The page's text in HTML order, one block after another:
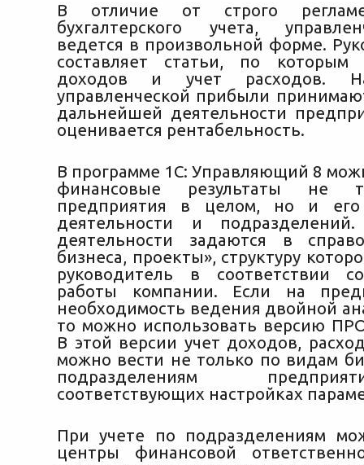
В отличие от строго
бухгалтерского учета,
ведется в произвольной форме.
составляет статьи, по которым
доходов и учет расходов.
управленческой прибыли
дальнейшей деятельности
оценивается рентабельность.
В программе 1С: Управляющий 8
финансовые результаты не
предприятия в целом, но и его
деятельности и подразделений.
деятельности задаются в
бизнеса, проекты», структуру
руководитель в соответствии
работы компании. Если на
необходимость ведения двойной
то можно использовать версию
В этой версии учет доходов,
можно вести не только по видам
подразделениям
соответствующих настройках
При учете по подразделениям
центры финансовой